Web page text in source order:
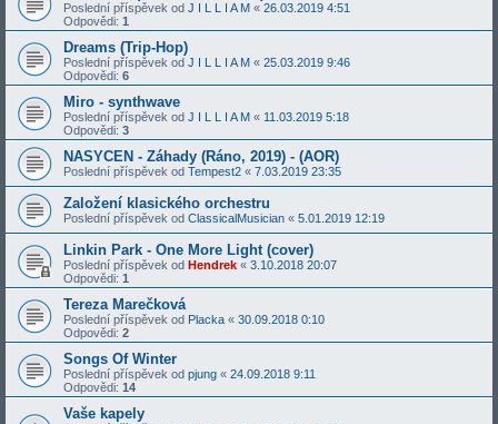
Poslední příspěvek od J I L L I A M « 26.03.2019 4:51
Odpovědi: 1
Dreams (Trip-Hop)
Poslední příspěvek od J I L L I A M « 25.03.2019 9:46
Odpovědi: 6
Miro - synthwave
Poslední příspěvek od J I L L I A M « 11.03.2019 5:18
Odpovědi: 3
NASYCEN - Záhady (Ráno, 2019) - (AOR)
Poslední příspěvek od Tempest2 « 7.03.2019 23:35
Založení klasického orchestru
Poslední příspěvek od ClassicalMusician « 5.01.2019 12:19
Linkin Park - One More Light (cover)
Poslední příspěvek od Hendrek « 3.10.2018 20:07
Odpovědi: 1
Tereza Marečková
Poslední příspěvek od Placka « 30.09.2018 0:10
Odpovědi: 2
Songs Of Winter
Poslední příspěvek od pjung « 24.09.2018 9:11
Odpovědi: 14
Vaše kapely